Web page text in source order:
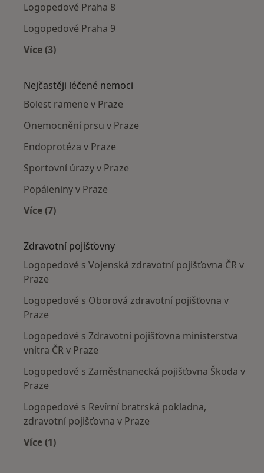
Logopedové Praha 8
Logopedové Praha 9
Více (3)
Nejčastěji léčené nemoci
Bolest ramene v Praze
Onemocnění prsu v Praze
Endoprotéza v Praze
Sportovní úrazy v Praze
Popáleniny v Praze
Více (7)
Zdravotní pojišťovny
Logopedové s Vojenská zdravotní pojišťovna ČR v
Praze
Logopedové s Oborová zdravotní pojišťovna v
Praze
Logopedové s Zdravotní pojišťovna ministerstva
vnitra ČR v Praze
Logopedové s Zaměstnanecká pojišťovna Škoda v
Praze
Logopedové s Revírní bratrská pokladna,
zdravotní pojišťovna v Praze
Více (1)